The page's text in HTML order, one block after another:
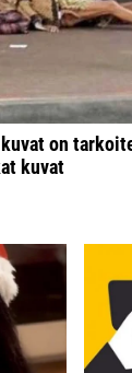
on
kuvat